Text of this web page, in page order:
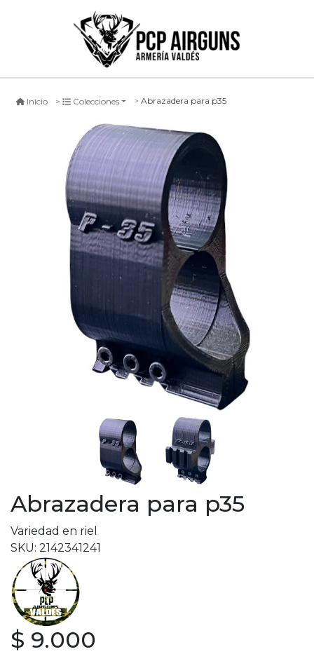
Inicio Colecciones Abrazadera para p35
Abrazadera para p35
Variedad en riel
SKU: 2142341241
$ 9.000